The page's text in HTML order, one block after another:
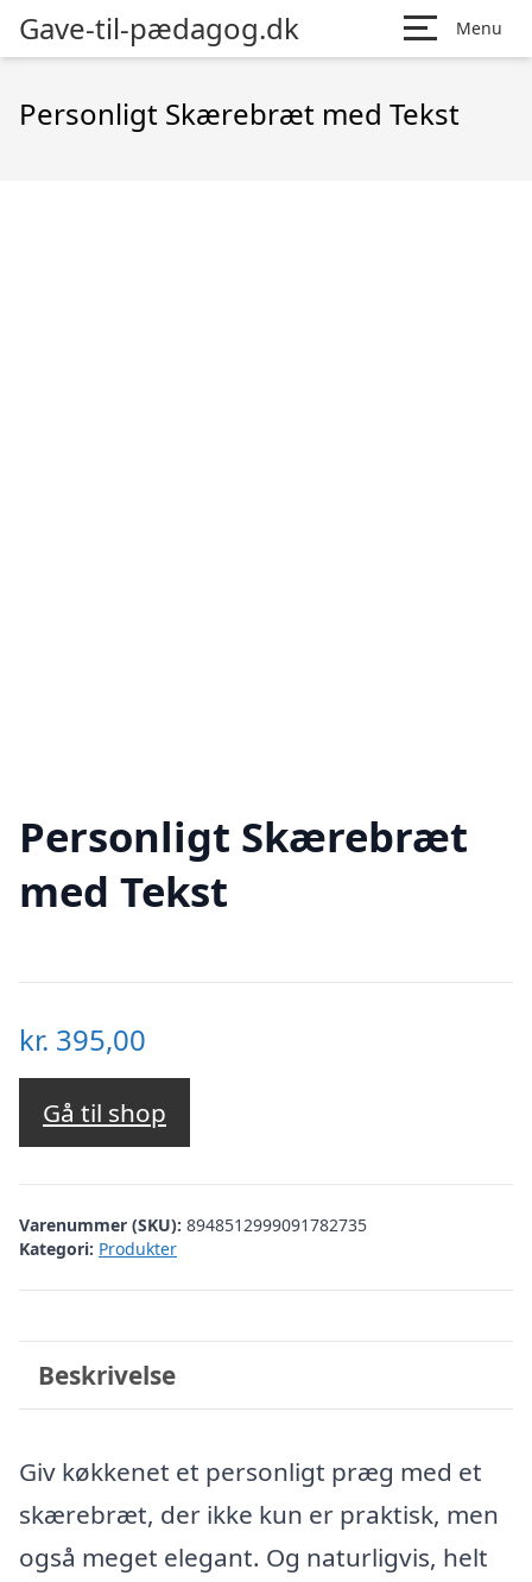
Gave-til-pædagog.dk Menu
Personligt Skærebræt med Tekst
Personligt Skærebræt
med Tekst
kr. 395,00
Gå til shop
Varenummer (SKU): 8948512999091782735
Kategori: Produkter
Beskrivelse
Giv køkkenet et personligt præg med et
skærebræt, der ikke kun er praktisk, men
også meget elegant. Og naturligvis, helt